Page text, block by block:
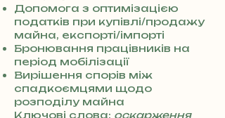
4
8
5
7
8
4
Допомога з оптимізацією
податків при купівлі/продажу
майна, експорті/імпорті
Бронювання працівників на
період мобілізації
Вирішення спорів між
спадкоємцями щодо
розподілу майна
Ключові слова: оскарження